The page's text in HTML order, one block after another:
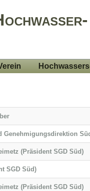
Genehmigungsdirektion
(Präsident SGD Süd)
SGD Süd)
(Präsident SGD Süd)